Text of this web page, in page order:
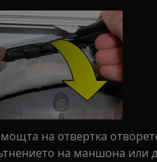
на отвертка
на маншона или